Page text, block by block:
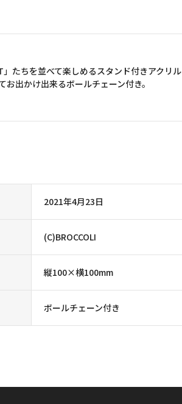
たちを並べて楽しめるスタンド付きアクリル
出かけ出来るボールチェーン付き。
2021年4月23日
(C)BROCCOLI
縦100×横100mm
ボールチェーン付き